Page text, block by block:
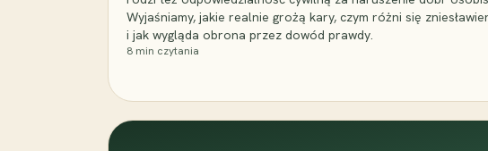
Wyjaśniamy, jakie realnie grożą kary, czym różni się
i jak wygląda obrona przez dowód prawdy.
8 min czytania